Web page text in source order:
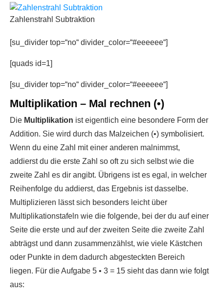
Zahlenstrahl Subtraktion
[su_divider top=“no“ divider_color=“#eeeeee“]
[quads id=1]
[su_divider top=“no“ divider_color=“#eeeeee“]
Multiplikation – Mal rechnen (•)
Die Multiplikation ist eigentlich eine besondere Form der
Addition. Sie wird durch das Malzeichen (•) symbolisiert.
Wenn du eine Zahl mit einer anderen malnimmst,
addierst du die erste Zahl so oft zu sich selbst wie die
zweite Zahl es dir angibt. Übrigens ist es egal, in welcher
Reihenfolge du addierst, das Ergebnis ist dasselbe.
Multiplizieren lässt sich besonders leicht über
Multiplikationstafeln wie die folgende, bei der du auf einer
Seite die erste und auf der zweiten Seite die zweite Zahl
abträgst und dann zusammenzählst, wie viele Kästchen
oder Punkte in dem dadurch abgesteckten Bereich
liegen. Für die Aufgabe 5 • 3 = 15 sieht das dann wie folgt
aus: